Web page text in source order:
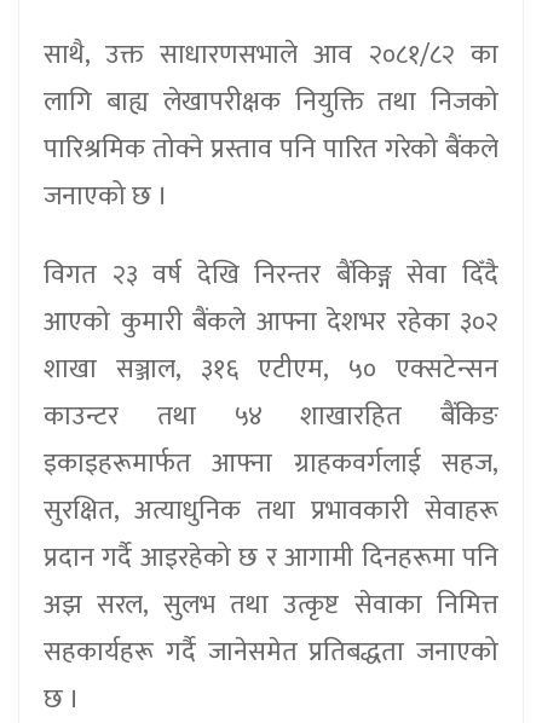
साथै, उक्त साधारणसभाले आव २०८१/८२ का
लागि बाह्य लेखापरीक्षक नियुक्ति तथा निजको
पारिश्रमिक तोक्ने प्रस्ताव पनि पारित गरेको बैंकले
जनाएको छ ।
विगत २३ वर्ष देखि निरन्तर बैंकिङ्ग सेवा दिँदै
आएको कुमारी बैंकले आफ्ना देशभर रहेका ३०२
शाखा सञ्जाल, ३१६ एटीएम, ५० एक्सटेन्सन
काउन्टर तथा ५४ शाखारहित बैंकिङ
इकाइहरूमार्फत आफ्ना ग्राहकवर्गलाई सहज,
सुरक्षित, अत्याधुनिक तथा प्रभावकारी सेवाहरू
प्रदान गर्दै आइरहेको छ र आगामी दिनहरूमा पनि
अझ सरल, सुलभ तथा उत्कृष्ट सेवाका निमित्त
सहकार्यहरू गर्दै जानेसमेत प्रतिबद्धता जनाएको
छ ।